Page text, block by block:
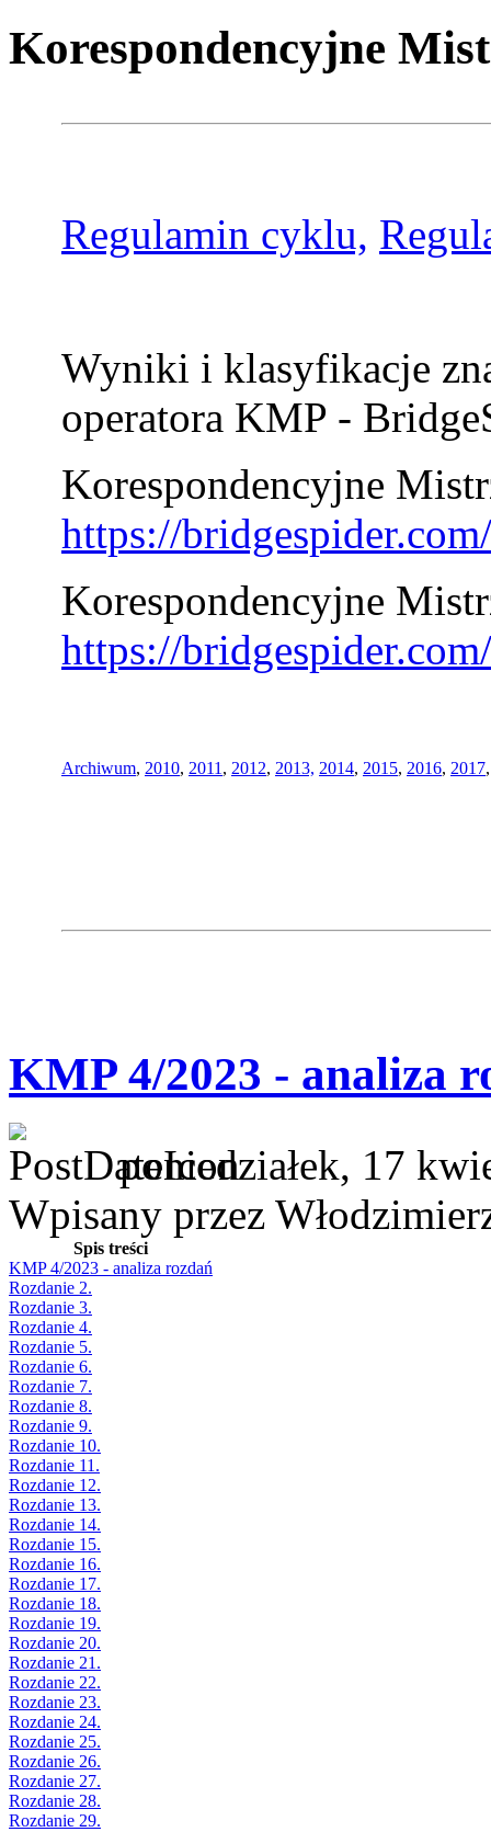
Korespondencyjne
Regulamin cyklu,
Wyniki i klasyfikacje
operatora KMP -
Korespondencyjne
https://
Korespondencyjne
https://
Archiwum, 2010, 2011 , 2012, 2013, 2014, 2015, 2016, 2017
KMP 4/2023 - analiza
poniedziałek, 17
Wpisany przez
Spis treści
KMP 4/2023 - analiza rozdań
Rozdanie 2.
Rozdanie 3.
Rozdanie 4.
Rozdanie 5.
Rozdanie 6.
Rozdanie 7.
Rozdanie 8.
Rozdanie 9.
Rozdanie 10.
Rozdanie 11.
Rozdanie 12.
Rozdanie 13.
Rozdanie 14.
Rozdanie 15.
Rozdanie 16.
Rozdanie 17.
Rozdanie 18.
Rozdanie 19.
Rozdanie 20.
Rozdanie 21.
Rozdanie 22.
Rozdanie 23.
Rozdanie 24.
Rozdanie 25.
Rozdanie 26.
Rozdanie 27.
Rozdanie 28.
Rozdanie 29.